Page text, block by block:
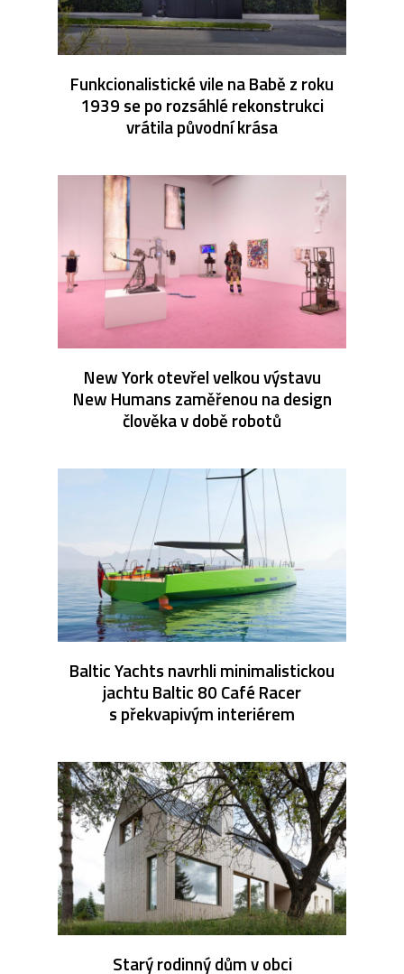
Funkcionalistické vile na Babě z roku
1939 se po rozsáhlé rekonstrukci
vrátila původní krása
New York otevřel velkou výstavu
New Humans zaměřenou na design
člověka v době robotů
Baltic Yachts navrhli minimalistickou
jachtu Baltic 80 Café Racer
s překvapivým interiérem
Starý rodinný dům v obci